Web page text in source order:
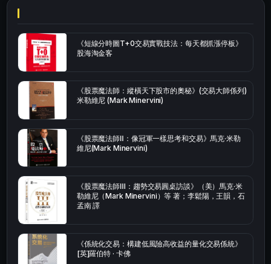
《短線分時圖T+0交易實戰技法：每天都抓漲停板》
股海淘金客
《股票魔法師：縱橫天下股市的奧秘》(交易大師係列)
米勒維尼 (Mark Minervini)
《股票魔法師Ⅱ：像冠軍一樣思考和交易》馬克·米勒
維尼(Mark Minervini)
《股票魔法師Ⅲ：趨勢交易圓桌訪談》（美）馬克·米
勒維尼（Mark Minervini）等 著；李鬆陽，王韻，石
孟南 譯
《係統化交易：構建低風險高收益的量化交易係統》
[英]羅伯特 · 卡佛